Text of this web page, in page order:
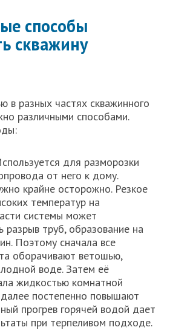
способы
скважину
в разных частях скважинного
различными способами.
для разморозки
от него к дому.
крайне осторожно. Резкое
температур на
системы может
разрыв труб, образование на
Поэтому сначала все
оборачивают ветошью,
воде. Затем её
жидкостью комнатной
постепенно повышают
прогрев горячей водой дает
при терпеливом подходе.